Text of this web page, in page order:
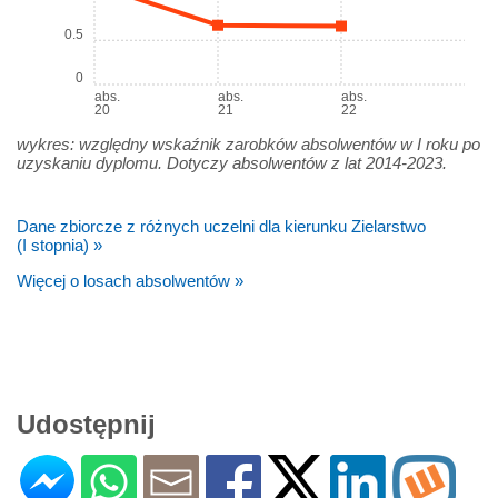
abs.
20
abs.
21
abs.
22
0
0.5
wykres: względny wskaźnik zarobków absolwentów w I roku po
uzyskaniu dyplomu. Dotyczy absolwentów z lat 2014-2023.
Dane zbiorcze z różnych uczelni dla kierunku Zielarstwo
(I stopnia) »
Więcej o losach absolwentów »
Udostępnij